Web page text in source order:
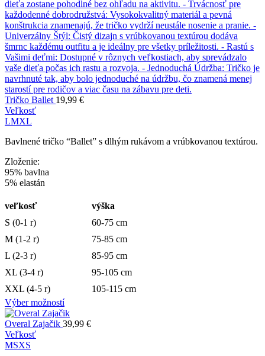
Tričko Ballet 19,99 €
Veľkosť
LMXL
Bavlnené tričko “Ballet” s dlhým rukávom a vrúbkovanou textúrou.
Zloženie:
95% bavlna
5% elastán
veľkosť
výška
S (0-1 r)
60-75 cm
M (1-2 r)
75-85 cm
L (2-3 r)
85-95 cm
XL (3-4 r)
95-105 cm
XXL (4-5 r)
105-115 cm
Výber možností
Overal Zajačik 39,99 €
Veľkosť
MSXS